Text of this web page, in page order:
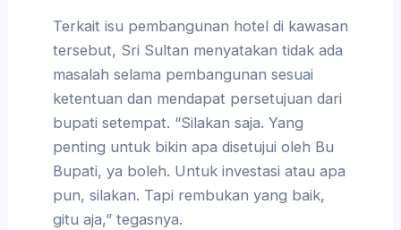
Terkait isu pembangunan hotel di kawasan
tersebut, Sri Sultan menyatakan tidak ada
masalah selama pembangunan sesuai
ketentuan dan mendapat persetujuan dari
bupati setempat. “Silakan saja. Yang
penting untuk bikin apa disetujui oleh Bu
Bupati, ya boleh. Untuk investasi atau apa
pun, silakan. Tapi rembukan yang baik,
gitu aja,” tegasnya.